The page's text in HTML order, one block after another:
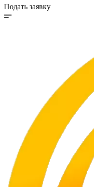
Подать заявку